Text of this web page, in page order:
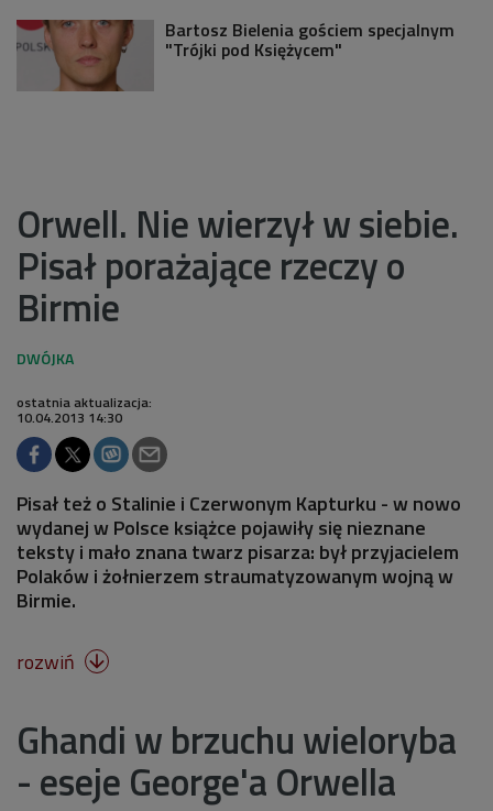
Bartosz Bielenia gościem specjalnym
"Trójki pod Księżycem"
Orwell. Nie wierzył w siebie.
Pisał porażające rzeczy o
Birmie
ostatnia aktualizacja:
10.04.2013 14:30
Pisał też o Stalinie i Czerwonym Kapturku - w nowo
wydanej w Polsce książce pojawiły się nieznane
teksty i mało znana twarz pisarza: był przyjacielem
Polaków i żołnierzem straumatyzowanym wojną w
Birmie.
rozwiń 
Ghandi w brzuchu wieloryba
- eseje George'a Orwella